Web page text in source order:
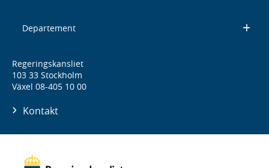
Departement
Regeringskansliet
103 33 Stockholm
Växel 08-405 10 00
Kontakt